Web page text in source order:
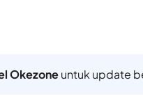
Okezoneuntuk update